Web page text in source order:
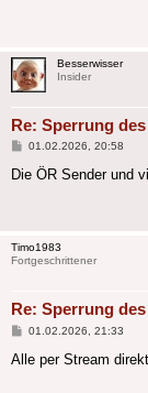
Besserwisser
Insider
Re: Sperrung
Beitrag
01.02.2026, 20:58
Die ÖR Sender und
Timo1983
Fortgeschrittener
Re: Sperrung
Beitrag
01.02.2026, 21:33
Alle per Stream